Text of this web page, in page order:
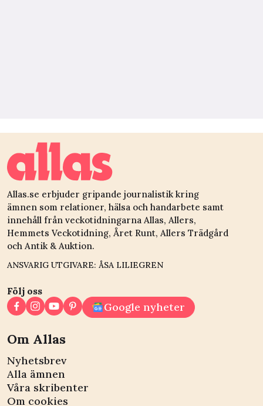
Allas.se erbjuder gripande journalistik kring
ämnen som relationer, hälsa och handarbete samt
innehåll från veckotidningarna Allas, Allers,
Hemmets Veckotidning, Året Runt, Allers Trädgård
och Antik & Auktion.
ANSVARIG UTGIVARE: ÅSA LILIEGREN
Följ oss
Google nyheter
Om Allas
Nyhetsbrev
Alla ämnen
Våra skribenter
Om cookies